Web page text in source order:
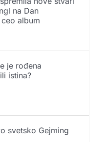
na Dan
album
je rođena
istina?
svetsko Gejming